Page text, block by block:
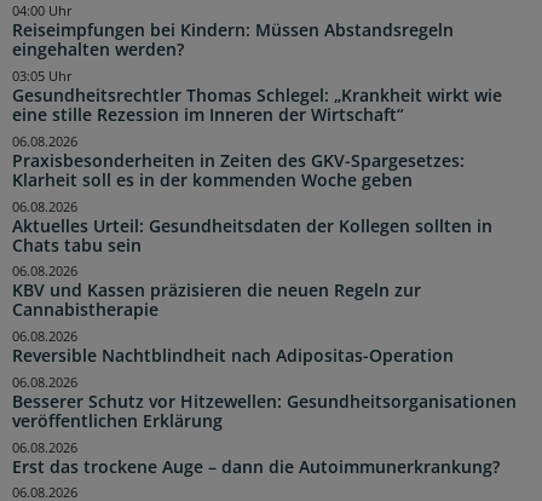
Reiseimpfungen bei Kindern: Müssen Abstandsregeln
eingehalten werden?
04:00 Uhr
Gesundheitsrechtler Thomas Schlegel: „Krankheit wirkt wie
eine stille Rezession im Inneren der Wirtschaft“
03:05 Uhr
Praxisbesonderheiten in Zeiten des GKV-Spargesetzes:
Klarheit soll es in der kommenden Woche geben
06.08.2026
Aktuelles Urteil: Gesundheitsdaten der Kollegen sollten in
Chats tabu sein
06.08.2026
KBV und Kassen präzisieren die neuen Regeln zur
Cannabistherapie
06.08.2026
Reversible Nachtblindheit nach Adipositas-Operation
06.08.2026
Besserer Schutz vor Hitzewellen: Gesundheitsorganisationen
veröffentlichen Erklärung
06.08.2026
Erst das trockene Auge – dann die Autoimmunerkrankung?
06.08.2026
06.08.2026